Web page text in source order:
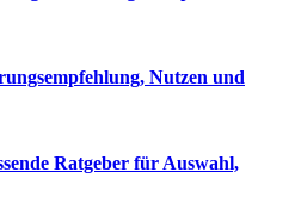
Nutzen und
Ratgeber für Auswahl,